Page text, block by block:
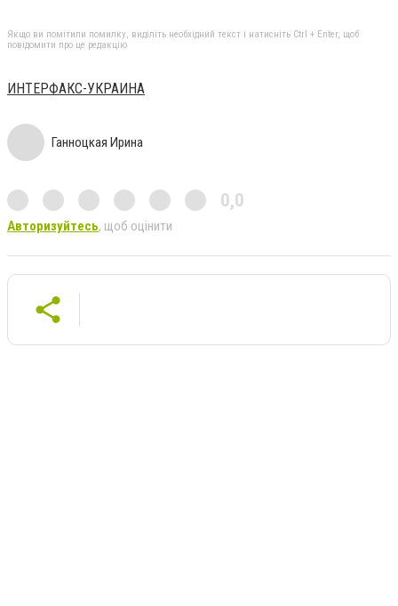
Якщо ви помітили помилку, виділіть необхідний текст і натисніть Ctrl + Enter, щоб
повідомити про це редакцію
ИНТЕРФАКС-УКРАИНА
Ганноцкая Ирина
0,0
Авторизуйтесь, щоб оцінити